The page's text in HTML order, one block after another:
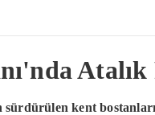
sürdürülen kent